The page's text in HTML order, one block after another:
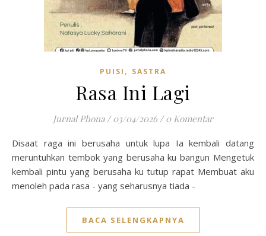
PUISI , SASTRA
Rasa Ini Lagi
Jurnal Phona / 03/04/2026 / 0 Komentar
Disaat raga ini berusaha untuk lupa Ia kembali datang
meruntuhkan tembok yang berusaha ku bangun Mengetuk
kembali pintu yang berusaha ku tutup rapat Membuat aku
menoleh pada rasa - yang seharusnya tiada -
BACA SELENGKAPNYA